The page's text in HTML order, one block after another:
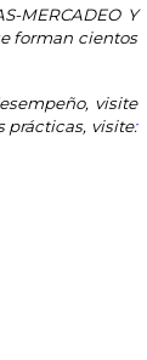
MERCADEO Y
forman cientos
visite
prácticas, visite: